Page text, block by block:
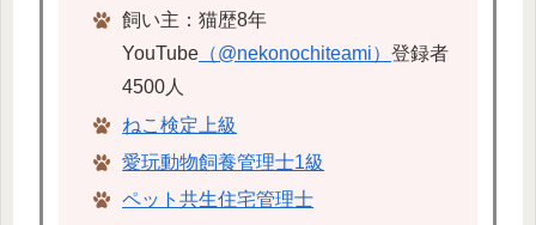
飼い主：猫歴8年
YouTube （@nekonochiteami）登録者
4500人
ねこ検定上級
愛玩動物飼養管理士1級
ペット共生住宅管理士